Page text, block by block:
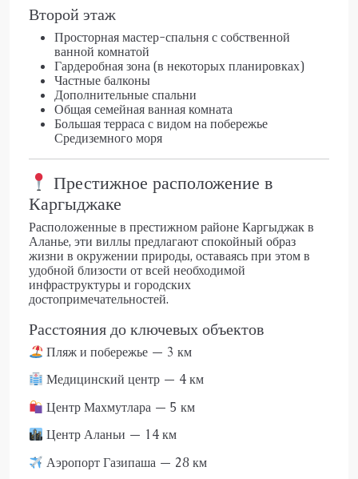
Второй этаж
Просторная мастер-спальня с собственной
ванной комнатой
Гардеробная зона (в некоторых планировках)
Частные балконы
Дополнительные спальни
Общая семейная ванная комната
Большая терраса с видом на побережье
Средиземного моря
Престижное расположение в
Каргыджаке
Расположенные в престижном районе Каргыджак в
Аланье, эти виллы предлагают спокойный образ
жизни в окружении природы, оставаясь при этом в
удобной близости от всей необходимой
инфраструктуры и городских
достопримечательностей.
Расстояния до ключевых объектов
Пляж и побережье — 3 км
Медицинский центр — 4 км
Центр Махмутлара — 5 км
Центр Аланьи — 14 км
Аэропорт Газипаша — 28 км